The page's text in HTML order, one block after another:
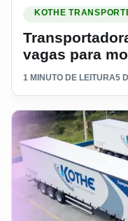
KOTHE
vagas para
1 MINUTO DE LEITURA5